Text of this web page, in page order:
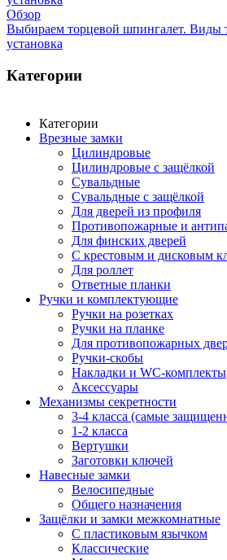
Обзор
Выбираем торцевой шпингалет. Виды
установка
Категории
Категории
Врезные замки
Цилиндровые
Цилиндровые с защёлкой
Сувальдные
Сувальдные с защёлкой
Для дверей из профиля
Противопожарные и
Для финских дверей
С крестовым и дисковым
Для роллет
Ответные планки
Ручки и комплектующие
Ручки на розетках
Ручки на планке
Для противопожарных
Ручки-скобы
Накладки и WC-комплекты
Аксессуары
Механизмы секретности
3-4 класса (самые
1-2 класса
Вертушки
Заготовки ключей
Навесные замки
Велосипедные
Общего назначения
Защёлки и замки межкомнатные
С пластиковым язычком
Классические